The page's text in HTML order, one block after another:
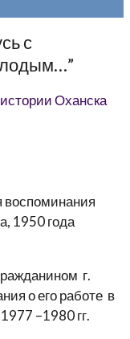
с
Оханска
1950 года
г.
о его работе в
–1980 гг.